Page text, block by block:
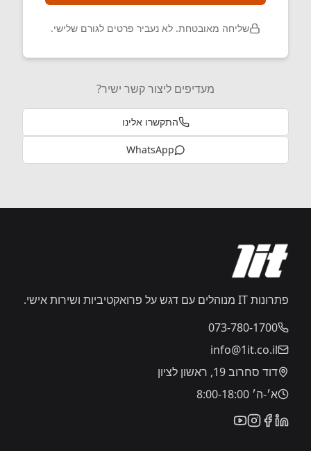
שליחה מאובטחת. לא נעביר פרטים לגורם שלישי.
מעדיפים ליצור קשר ישיר‏?
התקשרו אלינו
WhatsApp
פתרונות IT מנוהלים עם דגש על פרואקטיביות ושירות אישי.
073-780-1700
info@1it.co.il
דוד סחרוב 19, ראשון לציון
א׳-ה׳ 8:00-18:00